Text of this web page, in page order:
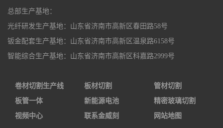
总部生产基地：
光纤研发生产基地：山东省济南市高新区春田路58号
钣金配套生产基地：山东省济南市高新区温泉路6158号
智能综合生产基地：山东省济南市高新区科嘉路2999号
卷材切割生产线 板材切割
管材切割
板管一体
新能源电池
精密玻璃切割
视频中心
联系金威刻 网站地图